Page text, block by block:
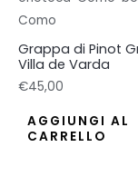
Grappa di Pinot
Villa de Varda
€45,00
AGGIUNGI AL
CARRELLO